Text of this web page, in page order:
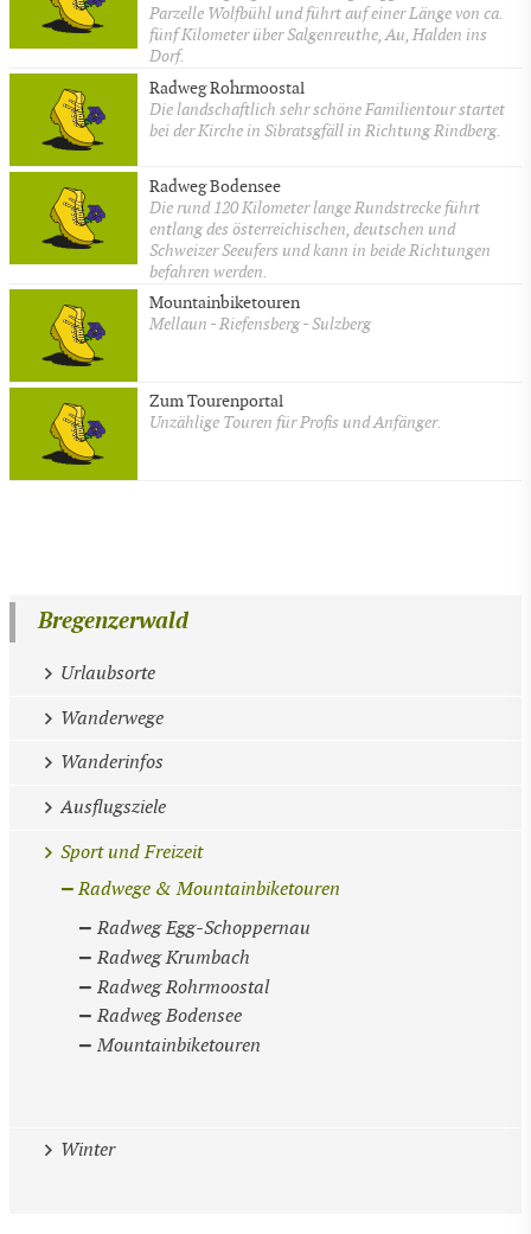
Parzelle Wolfbühl und führt auf einer Länge von ca.
fünf Kilometer über Salgenreuthe, Au, Halden ins
Dorf.
Radweg Rohrmoostal
Die landschaftlich sehr schöne Familientour startet
bei der Kirche in Sibratsgfäll in Richtung Rindberg.
Radweg Bodensee
Die rund 120 Kilometer lange Rundstrecke führt
entlang des österreichischen, deutschen und
Schweizer Seeufers und kann in beide Richtungen
befahren werden.
Mountainbiketouren
Mellaun - Riefensberg - Sulzberg
Zum Tourenportal
Unzählige Touren für Profis und Anfänger.
Bregenzerwald
Urlaubsorte
Wanderwege
Wanderinfos
Ausflugsziele
Sport und Freizeit
Radwege & Mountainbiketouren
Radweg Egg-Schoppernau
Radweg Krumbach
Radweg Rohrmoostal
Radweg Bodensee
Mountainbiketouren
Winter